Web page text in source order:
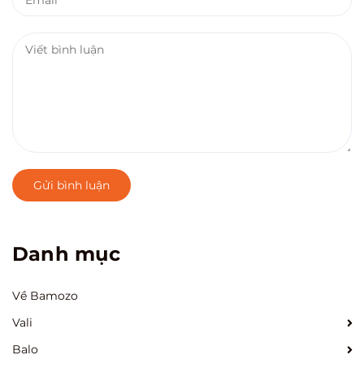
Gửi bình luận
Danh mục
Về Bamozo
Vali
Balo